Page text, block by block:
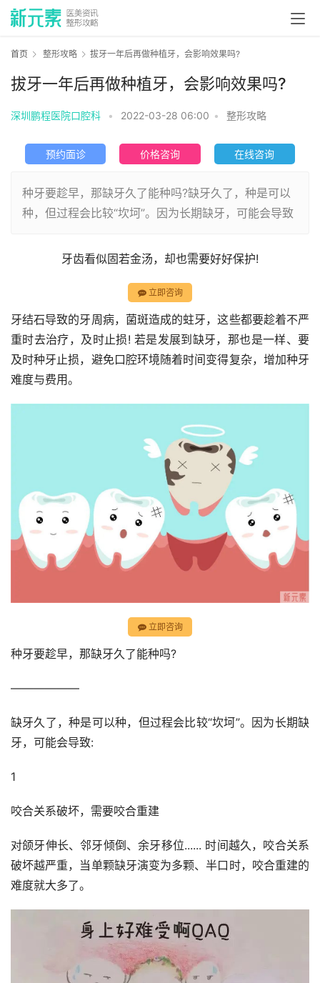
首页 整形攻略 拔牙一年后再做种植牙，会影响效果吗?
拔牙一年后再做种植牙，会影响效果吗?
深圳鹏程医院口腔科 • 2022-03-28 06:00 • 整形攻略
预约面诊 价格咨询 在线咨询
种牙要趁早，那缺牙久了能种吗?缺牙久了，种是可以
种，但过程会比较“坎坷”。因为长期缺牙，可能会导致
牙齿看似固若金汤，却也需要好好保护!
立即咨询
牙结石导致的牙周病，菌斑造成的蛀牙，这些都要趁着不严
重时去治疗，及时止损! 若是发展到缺牙，那也是一样、要
及时种牙止损，避免口腔环境随着时间变得复杂，增加种牙
难度与费用。
立即咨询
种牙要趁早，那缺牙久了能种吗?
——————
缺牙久了，种是可以种，但过程会比较“坎坷”。因为长期缺
牙，可能会导致:
1
咬合关系破坏，需要咬合重建
对颌牙伸长、邻牙倾倒、余牙移位...... 时间越久，咬合关系
破坏越严重，当单颗缺牙演变为多颗、半口时，咬合重建的
难度就大多了。